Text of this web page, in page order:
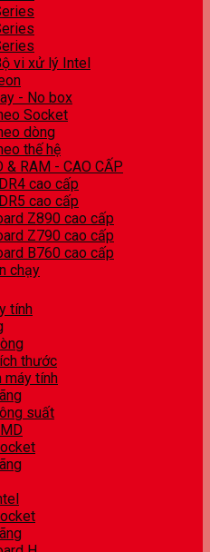
vi xử lý Intel
- No box
Socket
dòng
thế hệ
& RAM - CAO CẤP
cao cấp
cao cấp
Z890 cao cấp
Z790 cao cấp
B760 cao cấp
chạy
tính
thước
máy tính
suất